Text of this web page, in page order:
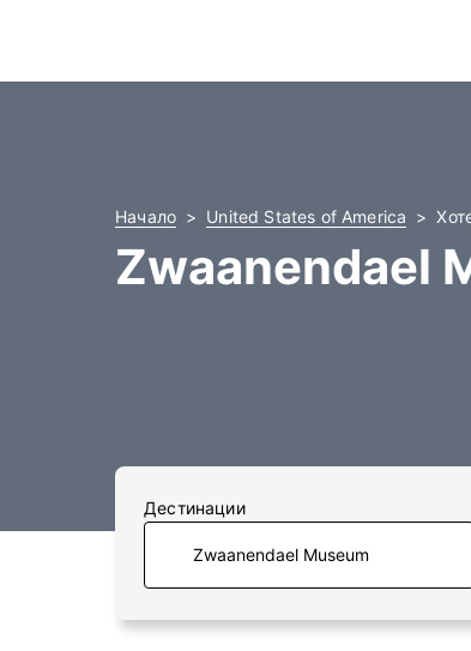
Начало United States of America
Zwaanendael
Дестинации